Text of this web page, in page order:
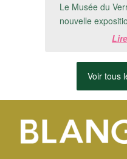
Le Musée du
nouvelle
créations de
Voir tous